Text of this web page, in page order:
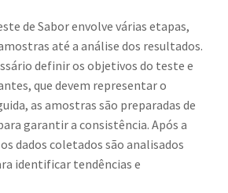
de Sabor envolve várias etapas,
até a análise dos resultados.
definir os objetivos do teste e
que devem representar o
as amostras são preparadas de
garantir a consistência. Após a
dados coletados são analisados
identificar tendências e